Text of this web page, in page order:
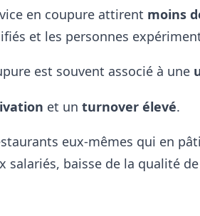
en coupure attirent moins
et les personnes
est souvent associé à une
et un turnover élevé.
eux-mêmes qui en
salariés, baisse de la qualité